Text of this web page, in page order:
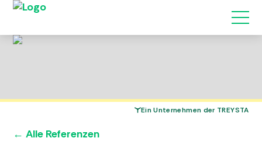
Ein Unternehmen der TREYSTA
← Alle Referenzen